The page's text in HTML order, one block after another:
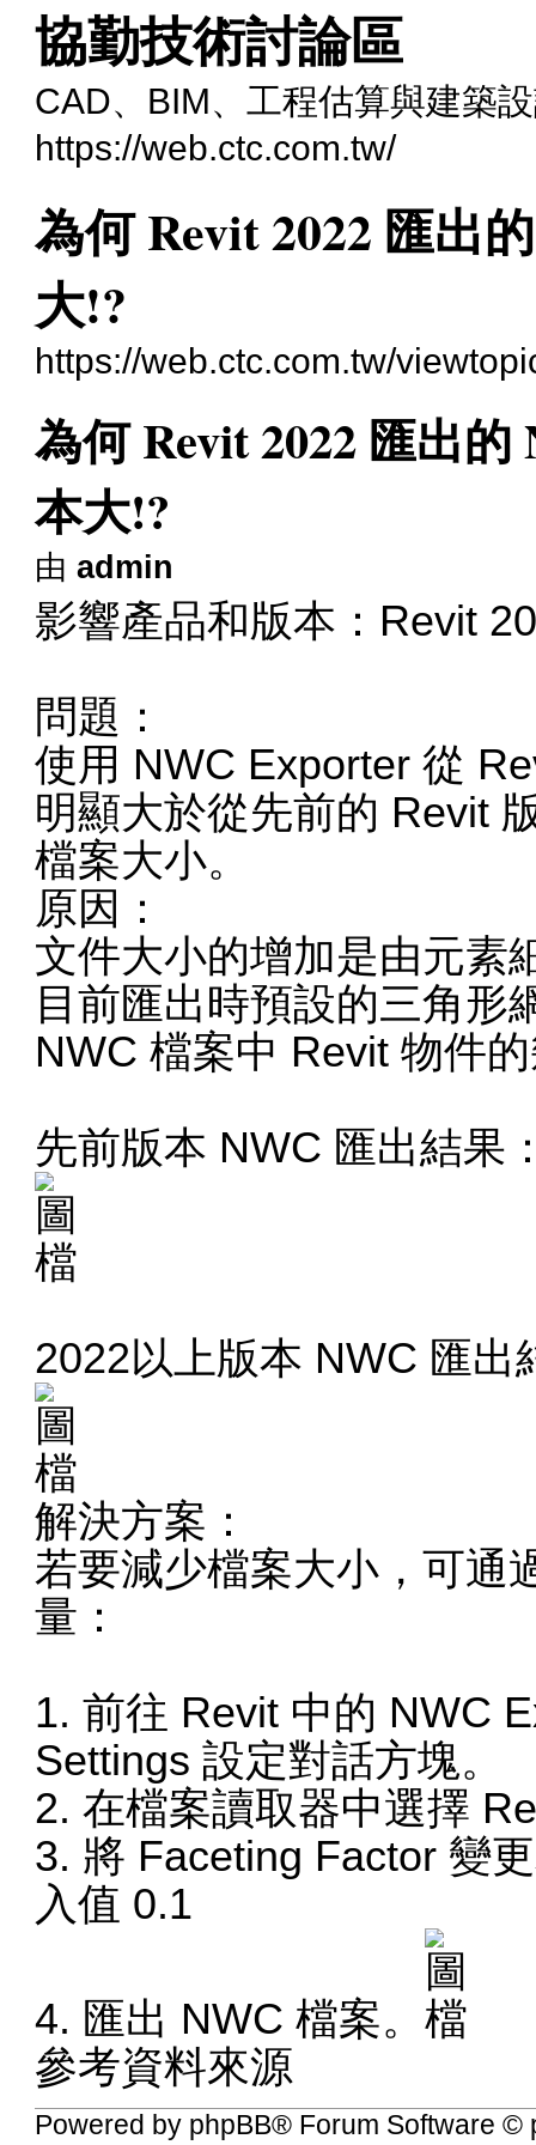
協勤技術討論區
CAD、BIM、工程估算與建築
https://web.ctc.com.tw/
為何 Revit 2022 匯出
大!?
https://web.ctc.com.tw/
為何 Revit 2022 匯出
本大!?
由admin
影響產品和版本：Revit
問題：
使用 NWC Exporter 從
明顯大於從先前的 Revit
檔案大小。
原因：
文件大小的增加是由元素
目前匯出時預設的三角形
NWC 檔案中 Revit 物件
先前版本 NWC 匯出結果
2022以上版本 NWC 匯出
解決方案：
若要減少檔案大小，可通
量：
1. 前往 Revit 中的 NWC
Settings 設定對話方塊。
2. 在檔案讀取器中選擇
3. 將 Faceting Factor 變
入值 0.1
4. 匯出 NWC 檔案。
參考資料來源
Powered by phpBB® Forum Software ©